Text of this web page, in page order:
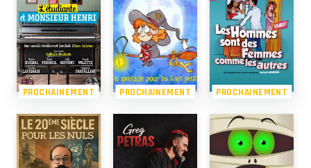
PROCHAINEMENT PROCHAINEMENT PROCHAINEMENT